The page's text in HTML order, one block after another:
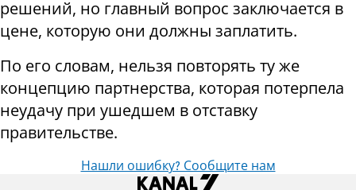
решений, но главный вопрос заключается в
цене, которую они должны заплатить.
По его словам, нельзя повторять ту же
концепцию партнерства, которая потерпела
неудачу при ушедшем в отставку
правительстве.
Нашли ошибку? Сообщите нам